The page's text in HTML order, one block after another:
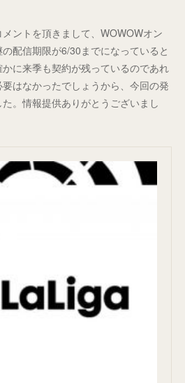
ントを頂きまして、WOWOWオン
配信期限が6/30までになっていると
に来季も契約が残っているのであれ
はなかったでしょうから、今回の発
。情報提供ありがとうございまし